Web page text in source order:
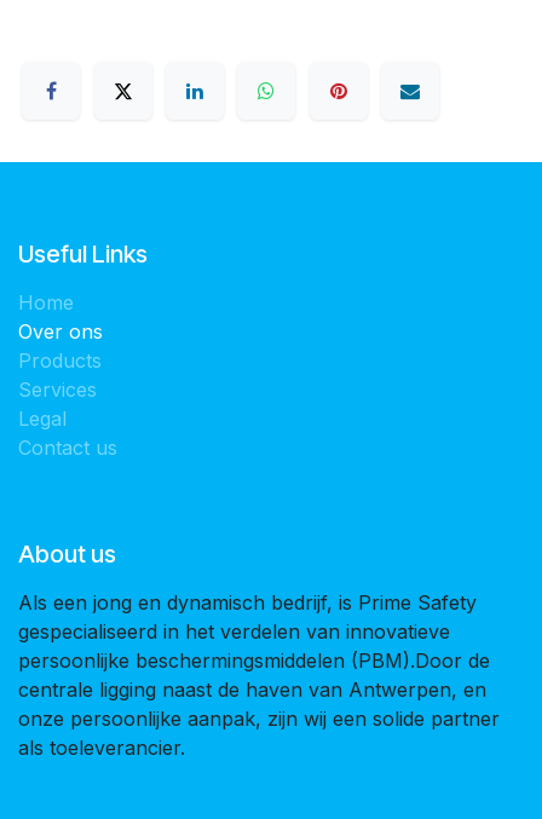
Useful Links
Home
Over ons
Products
Services
Legal
Contact us
About us
Als een jong en dynamisch bedrijf, is Prime Safety
gespecialiseerd in het verdelen van innovatieve
persoonlijke beschermingsmiddelen (PBM).Door de
centrale ligging naast de haven van Antwerpen, en
onze persoonlijke aanpak, zijn wij een solide partner
als toeleverancier.